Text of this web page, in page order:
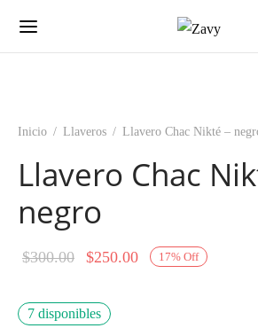
Inicio / Llaveros / Llavero Chac Nikté –
Llavero Chac
negro
17% Off
$300.00
Original
was:
$250.00 Current
7 disponibles
Back